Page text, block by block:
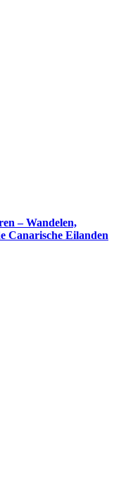
– Wandelen,
Canarische Eilanden